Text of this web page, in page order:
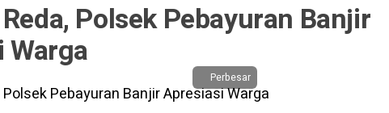
Polsek Pebayuran Banjir
Perbesar